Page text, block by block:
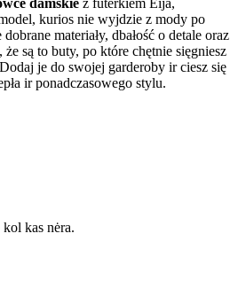
damskie z futerkiem Eija,
kurios nie wyjdzie z mody po
materiały, dbałość o detale oraz
są to buty, po które chętnie sięgniesz
je do swojej garderoby ir ciesz się
ir ponadczasowego stylu.
kas nėra.